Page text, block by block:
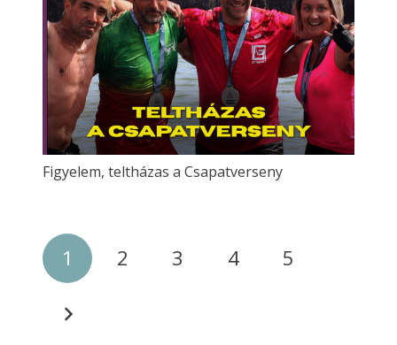
Figyelem, teltházas a Csapatverseny
1 2 3 4 5